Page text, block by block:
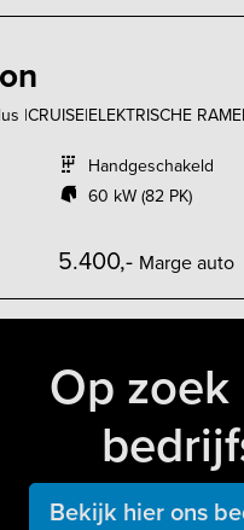
|CRUISE|ELEKTRISCHE
Handgeschakeld
60 kW (82 PK)
5.400,- Marge auto
Op zoek
Bekijk hier ons